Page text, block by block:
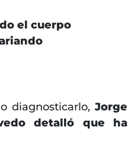
el cuerpo
diagnosticarlo,Jorge
detalló que ha